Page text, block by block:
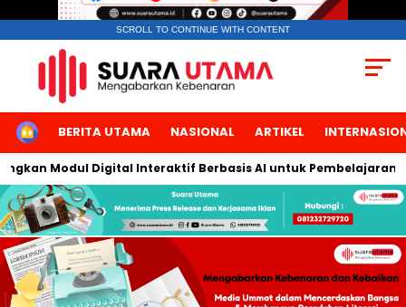
SCROLL TO CONTINUE WITH CONTENT
HOMEBERITA UTAMA NASIONAL ARTIKEL
Modul Digital Interaktif Berbasis AI untuk Pembelajaran